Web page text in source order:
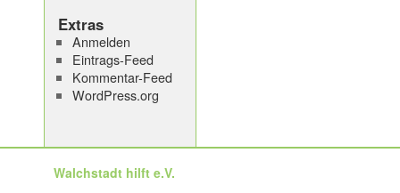
Extras
Anmelden
Eintrags-Feed
Kommentar-Feed
WordPress.org
Walchstadt hilft e.V.